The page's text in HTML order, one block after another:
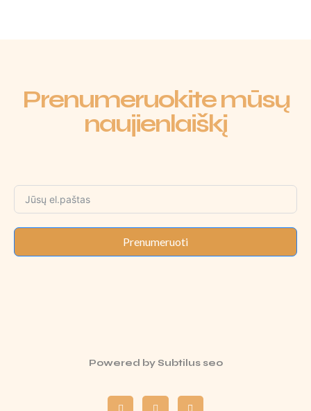
Prenumeruokite mūsų
naujienlaiškį
Prenumeruoti
Powered bySubtilus seo